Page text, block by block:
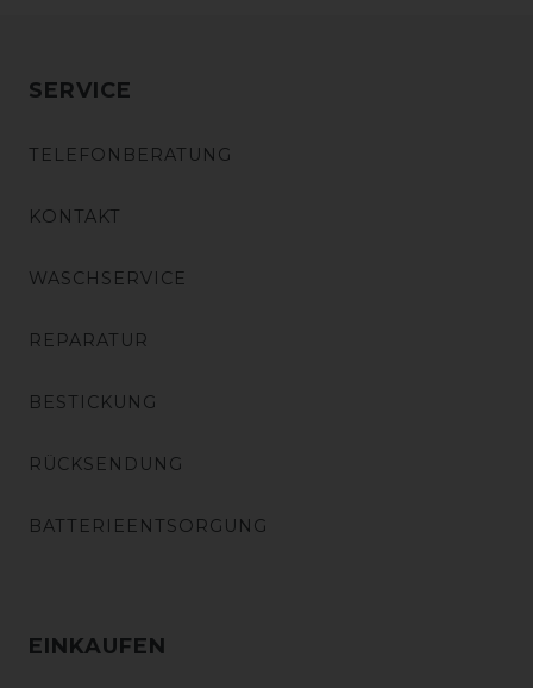
SERVICE
TELEFONBERATUNG
KONTAKT
WASCHSERVICE
REPARATUR
BESTICKUNG
RÜCKSENDUNG
BATTERIEENTSORGUNG
EINKAUFEN